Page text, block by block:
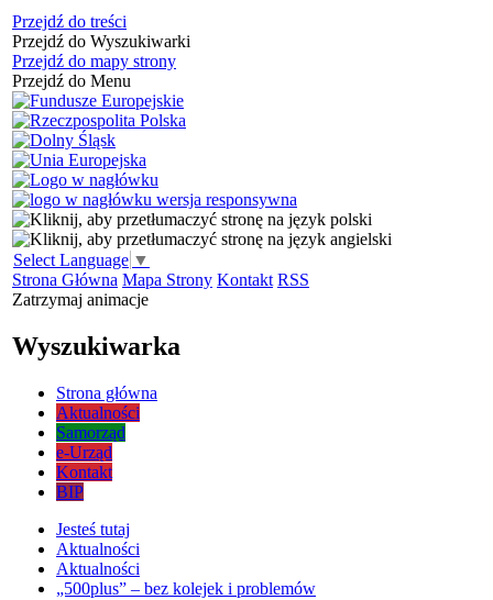
Przejdź do treści
Przejdź do Wyszukiwarki
Przejdź do mapy strony
Przejdź do Menu
Select Language ▼
Strona Główna Mapa Strony Kontakt RSS
Zatrzymaj animacje
Wyszukiwarka
Strona główna
Aktualności
Samorząd
e-Urząd
Kontakt
BIP
Jesteś tutaj
Aktualności
Aktualności
„500plus” – bez kolejek i problemów